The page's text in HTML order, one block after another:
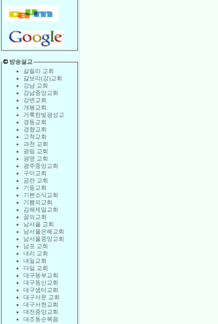
방송설교
갈릴리 교회
갈보리(강)교회
강남 교회
강남중앙교회
강변교회
개봉교회
거룩한빛광성교
경동교회
경향교회
고척교회
과천 교회
광림 교회
광명 교회
광주중앙교회
구미교회
금란 교회
기둥교회
기쁜소식교회
기쁨의교회
김해제일교회
꿈의교회
남서울 교회
남서울은혜교회
남서울중앙교회
남포 교회
내리 교회
내일교회
다일 교회
대구동부교회
대구동신교회
대구샘터교회
대구서문 교회
대구서현교회
대전중앙교회
대조동순복음